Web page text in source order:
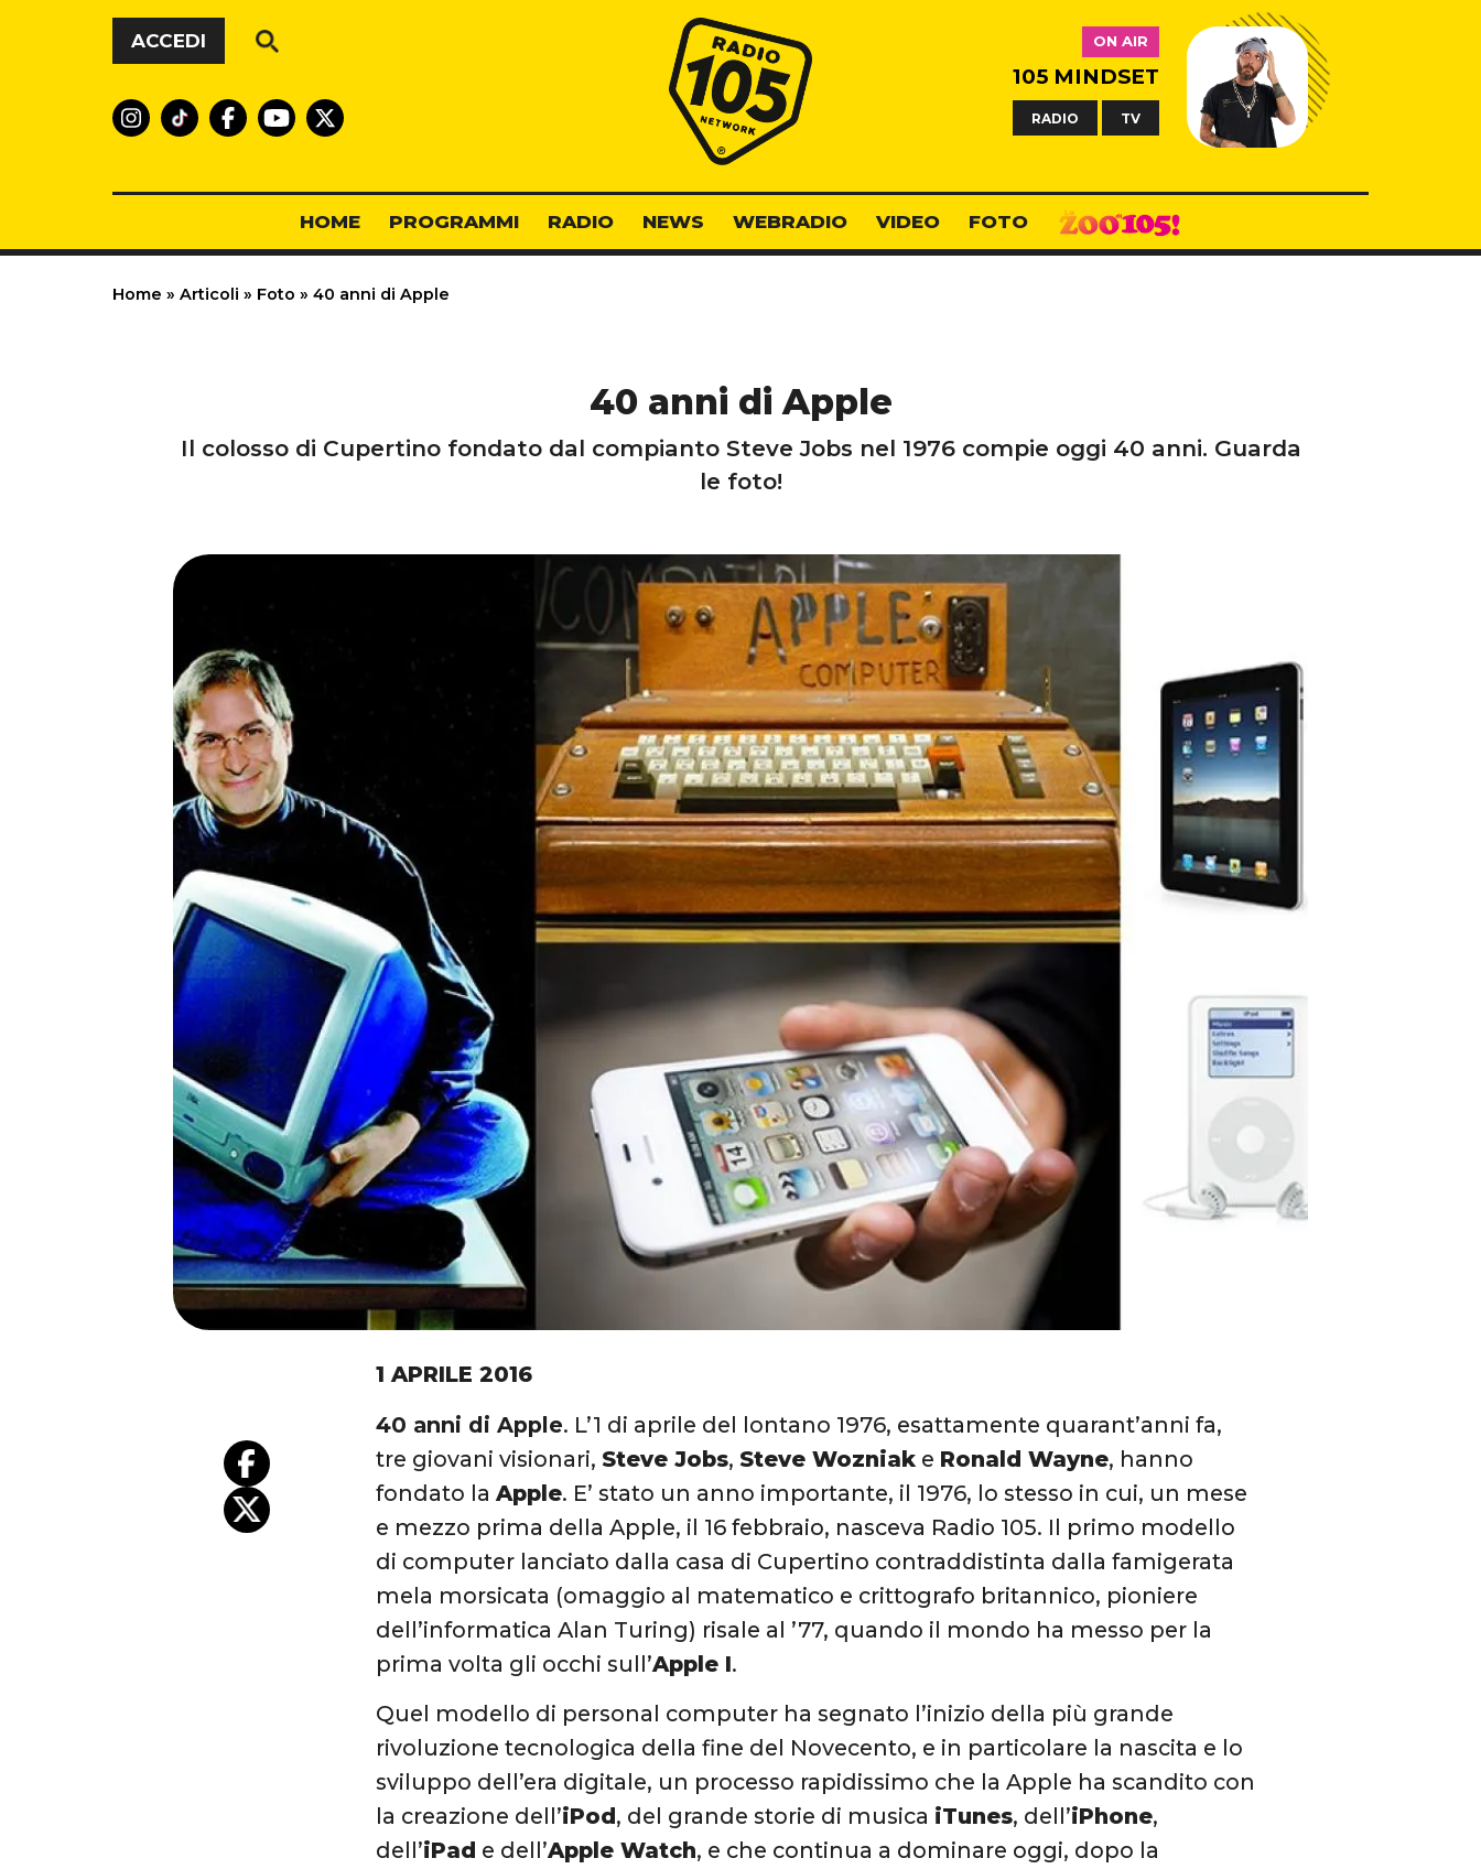
Vai al contenuto
ACCEDI
Radio 105
ON AIR
105 MINDSET
RADIO TV
HOME PROGRAMMI RADIO NEWS WEBRADIO VIDEO FOTO
Home » Articoli » Foto » 40 anni di Apple
40 anni di Apple
Il colosso di Cupertino fondato dal compianto Steve Jobs nel 1976 compie oggi 40 anni. Guarda
le foto!
1 APRILE 2016
40 anni di Apple. L’1 di aprile del lontano 1976, esattamente quarant’anni fa,
tre giovani visionari, Steve Jobs, Steve Wozniak e Ronald Wayne, hanno
fondato laApple. E’ stato un anno importante, il 1976, lo stesso in cui, un mese
e mezzo prima della Apple, il 16 febbraio, nasceva Radio 105. Il primo modello
di computer lanciato dalla casa di Cupertino contraddistinta dalla famigerata
mela morsicata (omaggio al matematico e crittografo britannico, pioniere
dell’informatica Alan Turing) risale al ’77, quando il mondo ha messo per la
prima volta gli occhi sull’Apple I.
Quel modello di personal computer ha segnato l’inizio della più grande
rivoluzione tecnologica della fine del Novecento, e in particolare la nascita e lo
sviluppo dell’era digitale, un processo rapidissimo che la Apple ha scandito con
la creazione dell’iPod, del grande storie di musica iTunes, dell’iPhone,
dell’iPad e dell’Apple Watch, e che continua a dominare oggi, dopo la